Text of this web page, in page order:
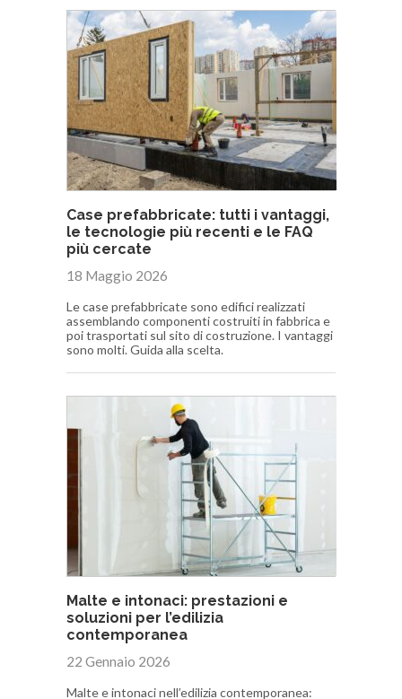
Case prefabbricate: tutti i vantaggi,
le tecnologie più recenti e le FAQ
più cercate
18 Maggio 2026
Le case prefabbricate sono edifici realizzati
assemblando componenti costruiti in fabbrica e
poi trasportati sul sito di costruzione. I vantaggi
sono molti. Guida alla scelta.
Malte e intonaci: prestazioni e
soluzioni per l’edilizia
contemporanea
22 Gennaio 2026
Malte e intonaci nell’edilizia contemporanea: